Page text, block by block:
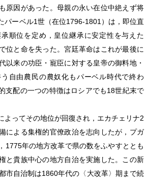
原因があった。母親の永い在位中絶えず将
パーベル1世（在位1796-1801）は，即位直
順位を定め，皇位継承に安定性を与えた
位と命を失った。宮廷革命はこれが最後に
以来の功臣・寵臣に対する皇帝の御料地・
自由農民の農奴化もパーベル時代で終わ
支配の一つの特徴はロシアでも18世紀末で
よってその地位が回復され，エカチェリナ2
による集権的官僚政治を志向したが，プガ
1775年の地方改革で県の数をふやすととも
と貴族中心の地方自治を実施した。この新
市自治制は1860年代の〈大改革〉期まで続